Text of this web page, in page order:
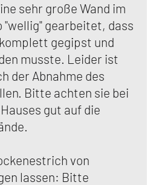
sehr große Wand im
"wellig" gearbeitet, dass
gegipst und
musste. Leider ist
der Abnahme des
Bitte achten sie bei
gut auf die
von
lassen: Bitte